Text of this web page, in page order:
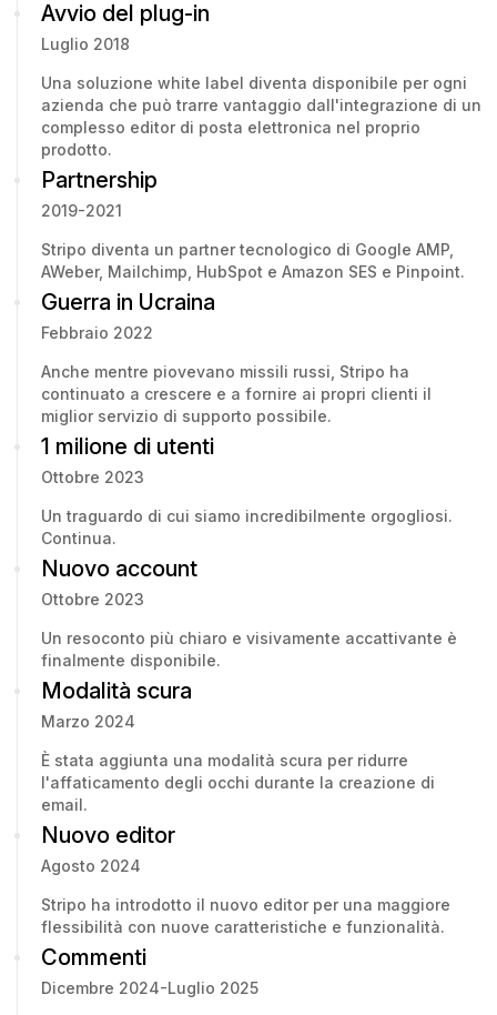
Avvio del plug-in
Luglio 2018
Una soluzione white label diventa disponibile per ogni
azienda che può trarre vantaggio dall'integrazione di un
complesso editor di posta elettronica nel proprio
prodotto.
Partnership
2019-2021
Stripo diventa un partner tecnologico di Google AMP,
AWeber, Mailchimp, HubSpot e Amazon SES e Pinpoint.
Guerra in Ucraina
Febbraio 2022
Anche mentre piovevano missili russi, Stripo ha
continuato a crescere e a fornire ai propri clienti il ​​
miglior servizio di supporto possibile.
1 milione di utenti
Ottobre 2023
Un traguardo di cui siamo incredibilmente orgogliosi.
Continua.
Nuovo account
Ottobre 2023
Un resoconto più chiaro e visivamente accattivante è
finalmente disponibile.
Modalità scura
Marzo 2024
È stata aggiunta una modalità scura per ridurre
l'affaticamento degli occhi durante la creazione di
email.
Nuovo editor
Agosto 2024
Stripo ha introdotto il nuovo editor per una maggiore
flessibilità con nuove caratteristiche e funzionalità.
Commenti
Dicembre 2024-Luglio 2025